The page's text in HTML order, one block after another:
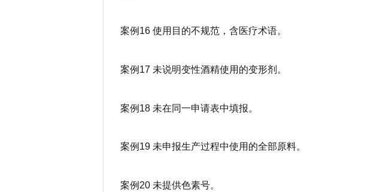
案例16 使用目的不规范，含医疗术语。
案例17 未说明变性酒精使用的变形剂。
案例18 未在同一申请表中填报。
案例19 未申报生产过程中使用的全部原料。
案例20 未提供色素号。